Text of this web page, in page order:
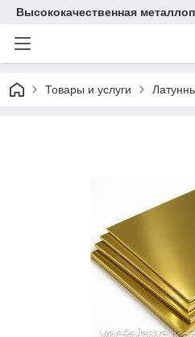
Высококачественная
Товары и услуги